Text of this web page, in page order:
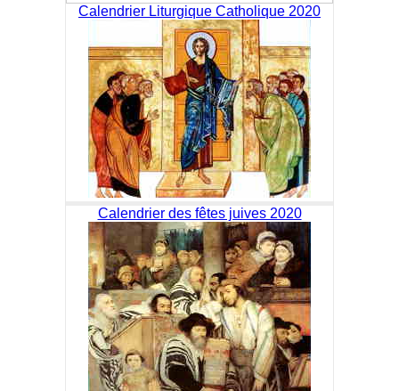
Calendrier Liturgique Catholique 2020
Calendrier des fêtes juives 2020